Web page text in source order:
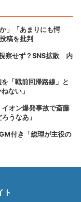
」「あまりにも愕
稿を批判
察せず？SNS拡散 内
「戦前回帰路線」と
ない」
オン爆発事故で斎藤
うなあ」
付き「総理が主役の
ト